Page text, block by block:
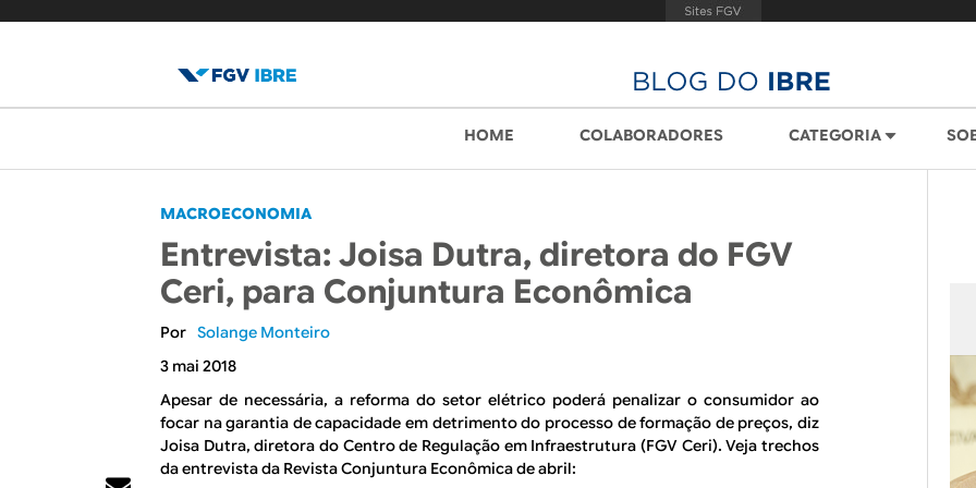
l
o
g
d
o
I
B
u
p
r
i
n
c
i
p
HOME COLABORADORES CATEGORIA
MACROECONOMIA
Entrevista: Joisa Dutra, diretora do FGV
Ceri, para Conjuntura Econômica
Solange Monteiro
3 mai 2018
Apesar de necessária, a reforma do setor elétrico poderá penalizar o consumidor ao
focar na garantia de capacidade em detrimento do processo de formação de preços, diz
Joisa Dutra, diretora do Centro de Regulação em Infraestrutura (FGV Ceri). Veja trechos
da entrevista da Revista Conjuntura Econômica de abril: